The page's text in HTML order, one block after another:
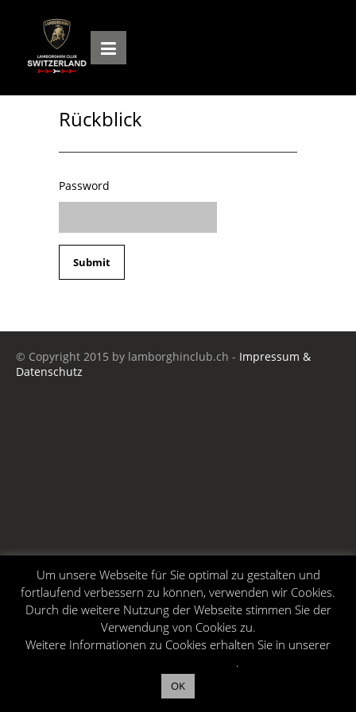
Rückblick
Password
© Copyright 2015 by lamborghinclub.ch - Impressum &
Datenschutz
Um unsere Webseite für Sie optimal zu gestalten und
fortlaufend verbessern zu können, verwenden wir Cookies.
Durch die weitere Nutzung der Webseite stimmen Sie der
Verwendung von Cookies zu.
Weitere Informationen zu Cookies erhalten Sie in unserer
.
OK